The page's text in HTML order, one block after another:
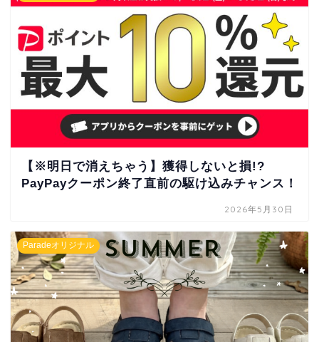
【※明日で消えちゃう】獲得しないと損!?
PayPayクーポン終了直前の駆け込みチャンス！
2026年5月30日
Paradeオリジナル